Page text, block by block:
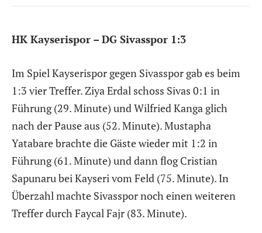
HK Kayserispor – DG Sivasspor 1:3
Im Spiel Kayserispor gegen Sivasspor gab es beim
1:3 vier Treffer. Ziya Erdal schoss Sivas 0:1 in
Führung (29. Minute) und Wilfried Kanga glich
nach der Pause aus (52. Minute). Mustapha
Yatabare brachte die Gäste wieder mit 1:2 in
Führung (61. Minute) und dann flog Cristian
Sapunaru bei Kayseri vom Feld (75. Minute). In
Überzahl machte Sivasspor noch einen weiteren
Treffer durch Faycal Fajr (83. Minute).